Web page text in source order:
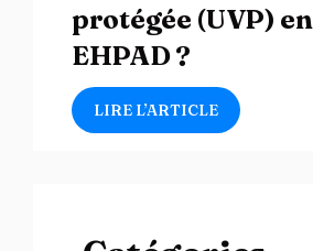
protégée (UVP) en
EHPAD ?
LIRE L’ARTICLE